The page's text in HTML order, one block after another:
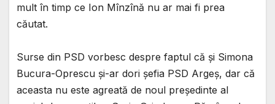
mult în timp ce Ion Mînzînă nu ar mai fi prea
căutat.
Surse din PSD vorbesc despre faptul că și Simona
Bucura-Oprescu și-ar dori șefia PSD Argeș, dar că
aceasta nu este agreată de noul președinte al